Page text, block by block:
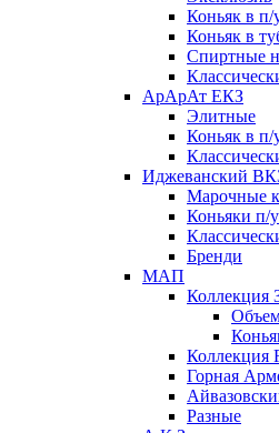
Коньяк в п/
Коньяк в
Спиртные
АрАрАт ЕКЗ
Элитные
Коньяк в п/
Иджеванский
Марочные
Коньяки п/у
Бренди
МАП
Коллекция
Коллекция
Горная
Разные